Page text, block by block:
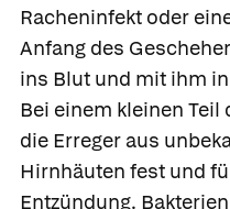
Racheninfekt oder
Anfang des
ins Blut und mit ihm
Bei einem kleinen
die Erreger aus
Hirnhäuten fest und
Entzündung.